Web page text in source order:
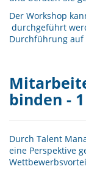
Der Workshop
durchgeführt
Durchführung auf
binden -
Durch Talent
eine Perspektive